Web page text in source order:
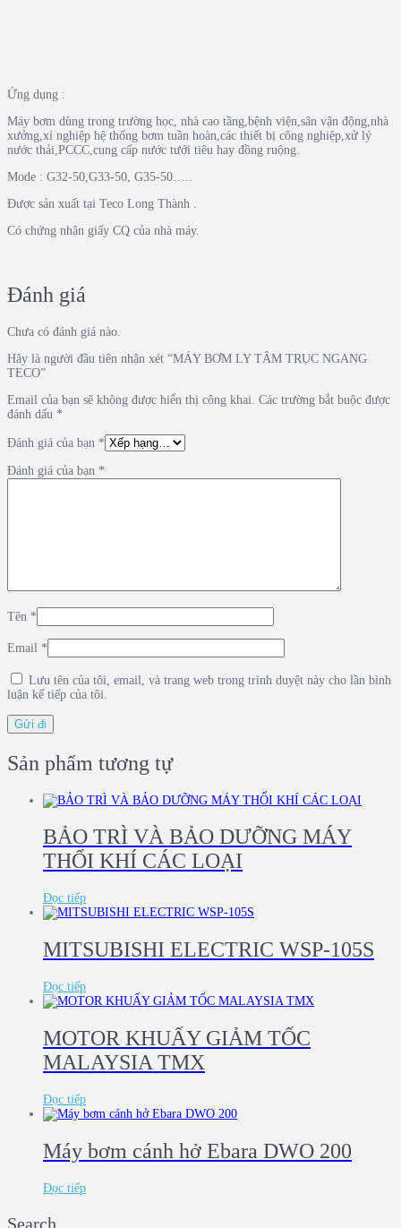
Ứng dụng :
Máy bơm dùng trong trường học, nhà cao tầng,bệnh viện,sân vận động,nhà
xưởng,xí nghiệp hệ thống bơm tuần hoàn,các thiết bị công nghiệp,xử lý
nước thải,PCCC,cung cấp nước tưới tiêu hay đồng ruộng.
Mode : G32-50,G33-50, G35-50…..
Được sản xuất tại Teco Long Thành .
Có chứng nhận giấy CQ của nhà máy.
Đánh giá
Chưa có đánh giá nào.
Hãy là người đầu tiên nhận xét “MÁY BƠM LY TÂM TRỤC NGANG
TECO”
Email của bạn sẽ không được hiển thị công khai. Các trường bắt buộc được
đánh dấu *
Đánh giá của bạn *
Đánh giá của bạn *
Tên *
Email *
Lưu tên của tôi, email, và trang web trong trình duyệt này cho lần bình
luận kế tiếp của tôi.
Sản phẩm tương tự
BẢO TRÌ VÀ BẢO DƯỠNG MÁY
THỔI KHÍ CÁC LOẠI
Đọc tiếp
MITSUBISHI ELECTRIC WSP-105S
Đọc tiếp
MOTOR KHUẤY GIẢM TỐC
MALAYSIA TMX
Đọc tiếp
Máy bơm cánh hở Ebara DWO 200
Đọc tiếp
Search